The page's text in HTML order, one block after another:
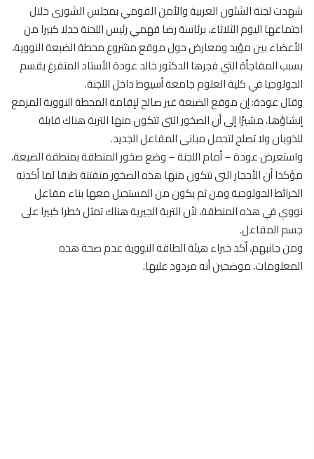
شهدت لجنة الشئون العربية والأمن القومي بمجلس الشورى خلال
اجتماعها اليوم الثلاثاء، برئاسة رضا فهمي رئيس اللجنة جدلا كبيرا من
الأعضاء بين مؤيد ومعارض حول موقع مشروع محطة الضبعة النووية،
بسبب المفاجأة التي فجرها الدكتور خالد عودة الأستاد المتفرغ بقسم
الجولوجيا في كلية العلوم جامعة أسيوط داخل اللجنة.
وقال عودة: إن موقع الضبعة غير صالح لإقامة المحطة النووية المزمع
إنشاؤها، مشيرًا إلى أن الصخور التى تتكون منها التربة هناك قابلة
للذوبان ولا تصلح لتحمل مبانى المفاعل الجديد.
واستعرض عودة – أمام اللجنة – وضع صخور المنطقة بمنطقة الضبعة،
مؤكدا أن الأحجار التى تتكون منها هذه الصخور متفتتة طبقا لما أكدته
الخرائط الجولوجية ومن ثم يكون من المستحيل معها بناء مفاعل
نووي في هذه المنطقة، لأن التربة الجيرية هناك تمثل خطرا كبيرا على
جسم المفاعل.
ومن جانبهم، أكد خبراء هيئة الطاقة النووية عدم صحة هذه
المعلومات، موضحين أنه مردود عليها.